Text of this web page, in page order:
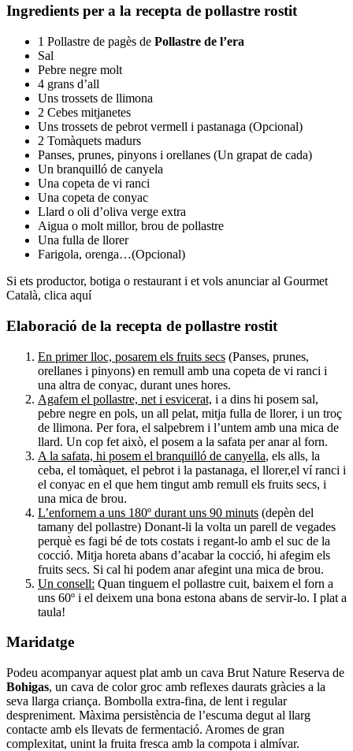
Ingredients per a la recepta de pollastre rostit
1 Pollastre de pagès de Pollastre de l’era
Sal
Pebre negre molt
4 grans d’all
Uns trossets de llimona
2 Cebes mitjanetes
Uns trossets de pebrot vermell i pastanaga (Opcional)
2 Tomàquets madurs
Panses, prunes, pinyons i orellanes (Un grapat de cada)
Un branquilló de canyela
Una copeta de vi ranci
Una copeta de conyac
Llard o oli d’oliva verge extra
Aigua o molt millor, brou de pollastre
Una fulla de llorer
Farigola, orenga…(Opcional)
Si ets productor, botiga o restaurant i et vols anunciar al Gourmet
Català, clica aquí
Elaboració de la recepta de pollastre rostit
En primer lloc, posarem els fruits secs (Panses, prunes,
orellanes i pinyons) en remull amb una copeta de vi ranci i
una altra de conyac, durant unes hores.
Agafem el pollastre, net i esvicerat, i a dins hi posem sal,
pebre negre en pols, un all pelat, mitja fulla de llorer, i un troç
de llimona. Per fora, el salpebrem i l’untem amb una mica de
llard. Un cop fet això, el posem a la safata per anar al forn.
A la safata, hi posem el branquilló de canyella, els alls, la
ceba, el tomàquet, el pebrot i la pastanaga, el llorer,el ví ranci i
el conyac en el que hem tingut amb remull els fruits secs, i
una mica de brou.
L’enfornem a uns 180º durant uns 90 minuts (depèn del
tamany del pollastre) Donant-li la volta un parell de vegades
perquè es fagi bé de tots costats i regant-lo amb el suc de la
cocció. Mitja horeta abans d’acabar la cocció, hi afegim els
fruits secs. Si cal hi podem anar afegint una mica de brou.
Un consell: Quan tinguem el pollastre cuit, baixem el forn a
uns 60º i el deixem una bona estona abans de servir-lo. I plat a
taula!
Maridatge
Podeu acompanyar aquest plat amb un cava Brut Nature Reserva de
Bohigas, un cava de color groc amb reflexes daurats gràcies a la
seva llarga criança. Bombolla extra-fina, de lent i regular
despreniment. Màxima persistència de l’escuma degut al llarg
contacte amb els llevats de fermentació. Aromes de gran
complexitat, unint la fruita fresca amb la compota i almívar.